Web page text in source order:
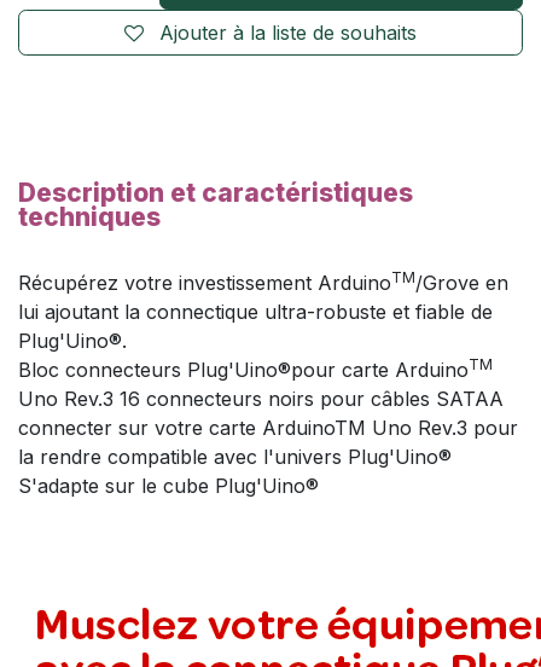
Ajouter à la liste de souhaits
Description et caractéristiques
techniques
Récupérez votre investissement ArduinoTM/Grove en
lui ajoutant la connectique ultra-robuste et fiable de
Plug'Uino®.
Bloc connecteurs Plug'Uino®pour carte ArduinoTM
Uno Rev.3 16 connecteurs noirs pour câbles SATAA
connecter sur votre carte ArduinoTM Uno Rev.3 pour
la rendre compatible avec l'univers Plug'Uino®
S'adapte sur le cube Plug'Uino®